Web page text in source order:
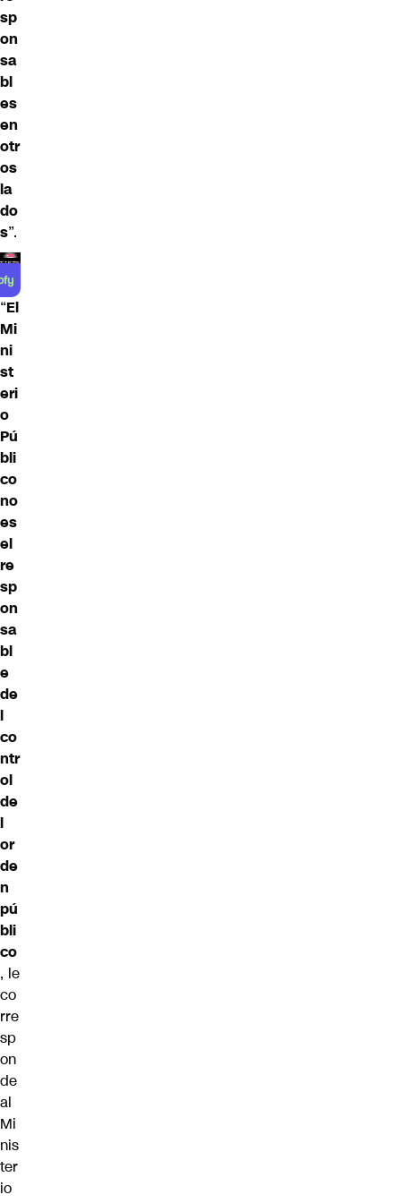
sp
on
sa
bl
es
en
otr
os
la
do
s”.
“El
Mi
ni
st
eri
o
Pú
bli
co
no
es
el
re
sp
on
sa
bl
e
de
l
co
ntr
ol
de
l
or
de
n
pú
bli
co
, le
co
rre
sp
on
de
al
Mi
nis
ter
io